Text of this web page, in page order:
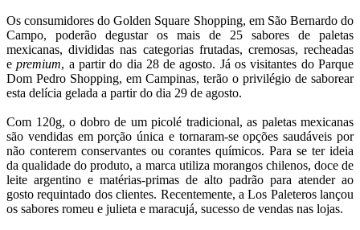
Os consumidores do Golden Square Shopping, em São Bernardo do
Campo, poderão degustar os mais de 25 sabores de paletas
mexicanas, divididas nas categorias frutadas, cremosas, recheadas
epremium, a partir do dia 28 de agosto. Já os visitantes do Parque
Dom Pedro Shopping, em Campinas, terão o privilégio de saborear
esta delícia gelada a partir do dia 29 de agosto.
Com 120g, o dobro de um picolé tradicional, as paletas mexicanas
são vendidas em porção única e tornaram-se opções saudáveis por
não conterem conservantes ou corantes químicos. Para se ter ideia
da qualidade do produto, a marca utiliza morangos chilenos, doce de
leite argentino e matérias-primas de alto padrão para atender ao
gosto requintado dos clientes. Recentemente, a Los Paleteros lançou
os sabores romeu e julieta e maracujá, sucesso de vendas nas lojas.